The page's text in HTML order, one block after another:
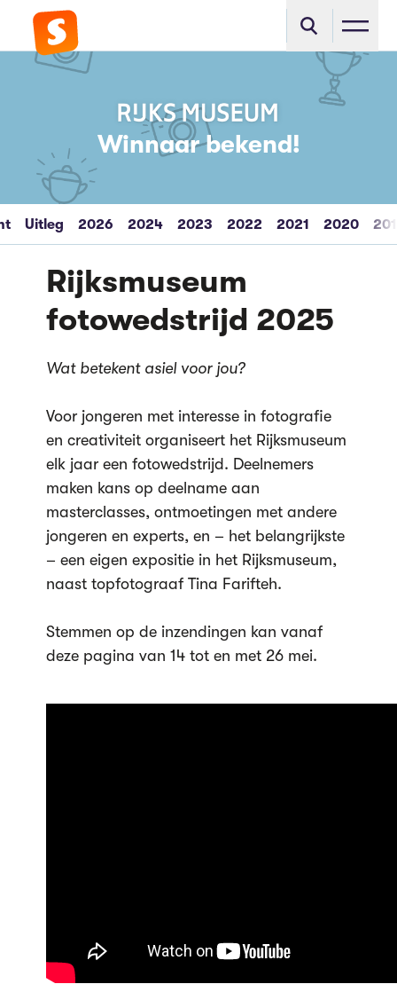
Winnaar bekend!
Uitleg 2026 2024 2023 2022 2021 2020
Rijksmuseum
fotowedstrijd 2025
Wat betekent asiel voor jou?
Voor jongeren met interesse in fotografie
en creativiteit organiseert het Rijksmuseum
elk jaar een fotowedstrijd. Deelnemers
maken kans op deelname aan
masterclasses, ontmoetingen met andere
jongeren en experts, en – het belangrijkste
– een eigen expositie in het Rijksmuseum,
naast topfotograaf Tina Farifteh.
Stemmen op de inzendingen kan vanaf
deze pagina van 14 tot en met 26 mei.